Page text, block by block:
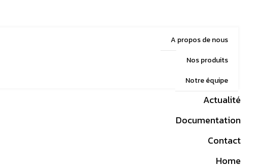
A propos de nous
Nos produits
Notre équipe
Actualité
Documentation
Contact
Home